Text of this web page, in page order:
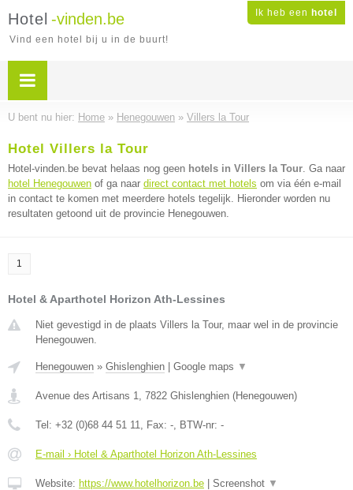
Ik heb een hotel
Hotel -vinden.be
Vind een hotel bij u in de buurt!
U bent nu hier: Home » Henegouwen » Villers la Tour
Hotel Villers la Tour
Hotel-vinden.be bevat helaas nog geen hotels in Villers la Tour. Ga naar
hotel Henegouwen of ga naar direct contact met hotels om via één e-mail
in contact te komen met meerdere hotels tegelijk. Hieronder worden nu
resultaten getoond uit de provincie Henegouwen.
1
Hotel & Aparthotel Horizon Ath-Lessines
Niet gevestigd in de plaats Villers la Tour, maar wel in de provincie
Henegouwen.
Henegouwen » Ghislenghien Google maps ▼
Avenue des Artisans 1, 7822 Ghislenghien (Henegouwen)
Tel: +32 (0)68 44 51 11, Fax: -, BTW-nr: -
E-mail › Hotel & Aparthotel Horizon Ath-Lessines
Website: https://www.hotelhorizon.be Screenshot ▼